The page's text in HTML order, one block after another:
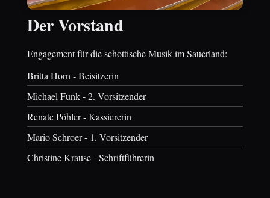
Der Vorstand
Engagement für die schottische Musik im Sauerland:
Britta Horn - Beisitzerin
Michael Funk - 2. Vorsitzender
Renate Pöhler - Kassiererin
Mario Schroer - 1. Vorsitzender
Christine Krause - Schriftführerin